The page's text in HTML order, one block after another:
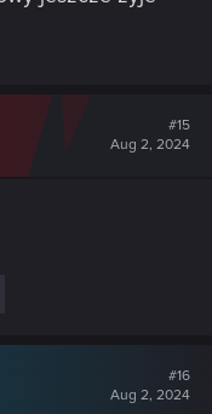
#15
Aug 2, 2024
#16
Aug 2, 2024